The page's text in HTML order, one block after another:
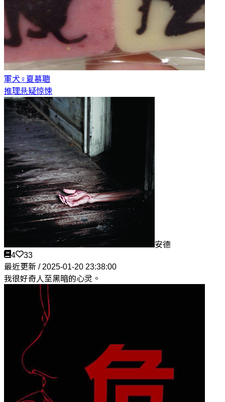
軍犬♀ 夏慕聰
推理悬疑惊悚
安德
4
33
最近更新 / 2025-01-20 23:38:00
我很好奇人至黑暗的心灵。